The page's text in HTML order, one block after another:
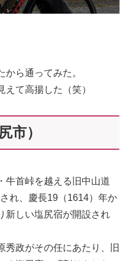
ら通ってみた。
て高揚した（笑）
市）
牛首峠を越える旧中山道
れ、慶長19（1614）年か
新しい塩尻宿が開設され
秀政がその任にあたり、旧